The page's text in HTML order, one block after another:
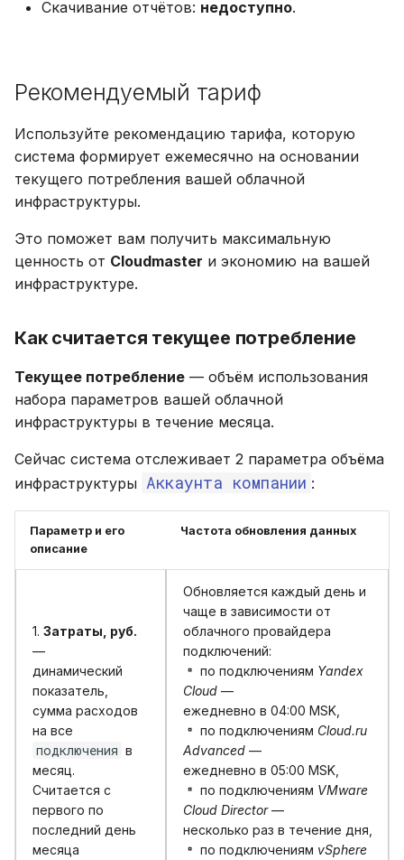
Скачивание отчётов: недоступно.
Рекомендуемый тариф
Используйте рекомендацию тарифа, которую
система формирует ежемесячно на основании
текущего потребления вашей облачной
инфраструктуры.
Это поможет вам получить максимальную
ценность от Cloudmaster и экономию на вашей
инфраструктуре.
Как считается текущее потребление
Текущее потребление — объём использования
набора параметров вашей облачной
инфраструктуры в течение месяца.
Сейчас система отслеживает 2 параметра объёма
инфраструктуры Аккаунта компании :
Параметр и его
описание
Частота обновления данных
1. Затраты, руб.
—
динамический
показатель,
сумма расходов
на все
подключения в
месяц.
Считается с
первого по
последний день
месяца
Обновляется каждый день и
чаще в зависимости от
облачного провайдера
подключений:
по подключениям Yandex
Cloud—
ежедневно в 04:00 MSK,
по подключениям Cloud.ru
Advanced—
ежедневно в 05:00 MSK,
по подключениям VMware
Cloud Director—
несколько раз в течение дня,
по подключениям vSphere